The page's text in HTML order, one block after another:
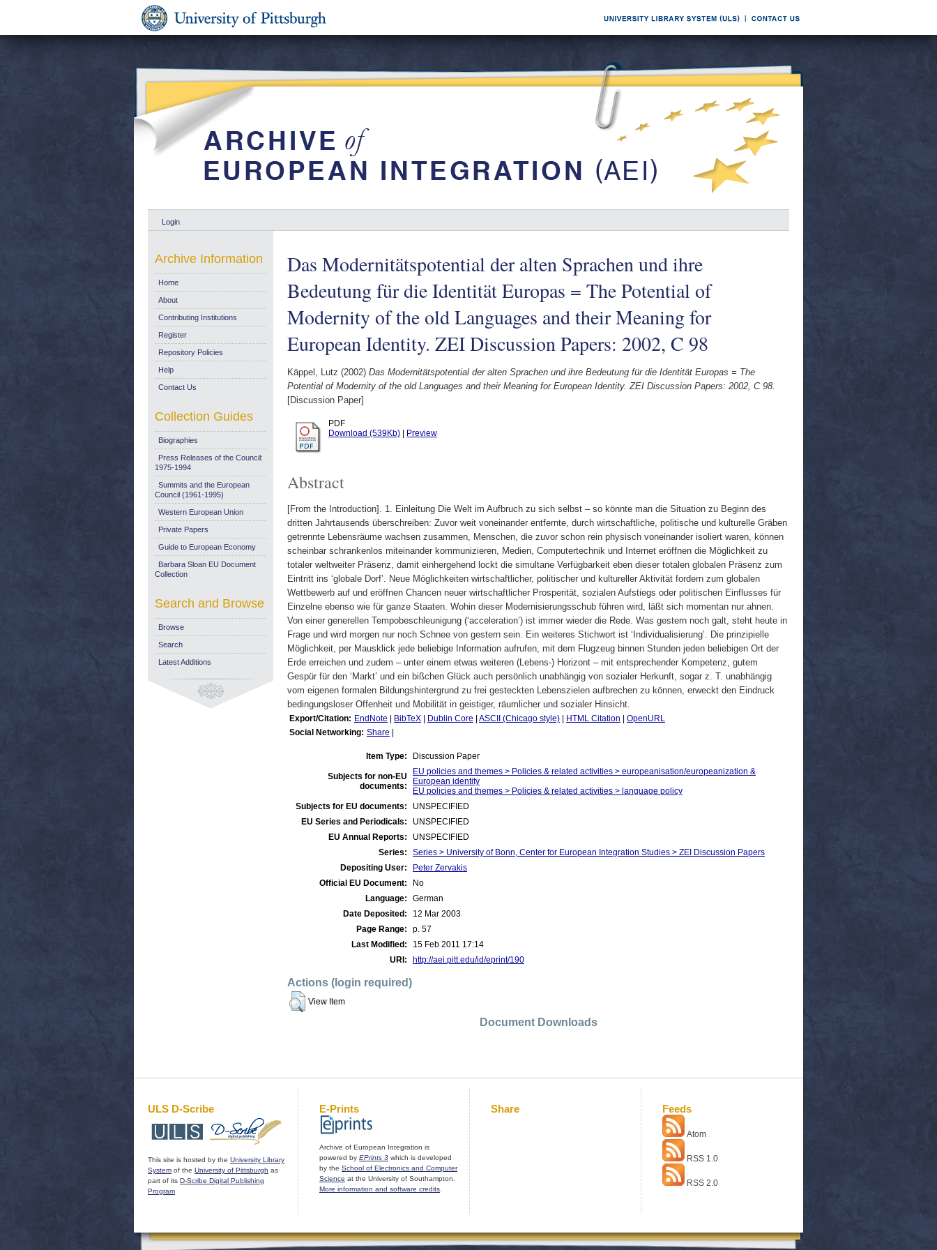
Login
Das Modernitätspotential der alten Sprachen und ihre
Bedeutung für die Identität Europas = The Potential of
Modernity of the old Languages and their Meaning for
European Identity. ZEI Discussion Papers: 2002, C 98
Käppel, Lutz (2002) Das Modernitätspotential der alten Sprachen und ihre Bedeutung für die Identität Europas = The
Potential of Modernity of the old Languages and their Meaning for European Identity. ZEI Discussion Papers: 2002, C 98.
[Discussion Paper]
PDF
Download (539Kb)
Preview
Abstract
[From the Introduction]. 1. Einleitung Die Welt im Aufbruch zu sich selbst – so könnte man die Situation zu Beginn des
dritten Jahrtausends überschreiben: Zuvor weit voneinander entfernte, durch wirtschaftliche, politische und kulturelle Gräben
getrennte Lebensräume wachsen zusammen, Menschen, die zuvor schon rein physisch voneinander isoliert waren, können
scheinbar schrankenlos miteinander kommunizieren, Medien, Computertechnik und Internet eröffnen die Möglichkeit zu
totaler weltweiter Präsenz, damit einhergehend lockt die simultane Verfügbarkeit eben dieser totalen globalen Präsenz zum
Eintritt ins ‘globale Dorf’. Neue Möglichkeiten wirtschaftlicher, politischer und kultureller Aktivität fordern zum globalen
Wettbewerb auf und eröffnen Chancen neuer wirtschaftlicher Prosperität, sozialen Aufstiegs oder politischen Einflusses für
Einzelne ebenso wie für ganze Staaten. Wohin dieser Modernisierungsschub führen wird, läßt sich momentan nur ahnen.
Von einer generellen Tempobeschleunigung (‘acceleration’) ist immer wieder die Rede. Was gestern noch galt, steht heute in
Frage und wird morgen nur noch Schnee von gestern sein. Ein weiteres Stichwort ist ‘Individualisierung’. Die prinzipielle
Möglichkeit, per Mausklick jede beliebige Information aufrufen, mit dem Flugzeug binnen Stunden jeden beliebigen Ort der
Erde erreichen und zudem – unter einem etwas weiteren (Lebens-) Horizont – mit entsprechender Kompetenz, gutem
Gespür für den ‘Markt’ und ein bißchen Glück auch persönlich unabhängig von sozialer Herkunft, sogar z. T. unabhängig
vom eigenen formalen Bildungshintergrund zu frei gesteckten Lebenszielen aufbrechen zu können, erweckt den Eindruck
bedingungsloser Offenheit und Mobilität in geistiger, räumlicher und sozialer Hinsicht.
Export/Citation: EndNote BibTeX Dublin Core ASCII (Chicago style) HTML Citation
OpenURL
Social Networking: Share
Item Type: Discussion Paper
Subjects for non-EU
documents:
EU policies and themes > Policies & related activities > europeanisation/europeanization &
European identity
EU policies and themes > Policies & related activities > language policy
Subjects for EU documents:
UNSPECIFIED
EU Series and Periodicals:
UNSPECIFIED
EU Annual Reports:
UNSPECIFIED
Series:
Series > University of Bonn, Center for European Integration Studies > ZEI Discussion Papers
Depositing User:
Peter Zervakis
Official EU Document:
No
Language:
German
Date Deposited:
12 Mar 2003
Page Range:
p. 57
Last Modified:
15 Feb 2011 17:14
URI:
http://aei.pitt.edu/id/eprint/190
Actions (login required)
View Item
Document Downloads
Archive Information
Home
About
Contributing Institutions
Register
Repository Policies
Help
Contact Us
Collection Guides
Biographies
Press Releases of the Council:
1975-1994
Summits and the European
Council (1961-1995)
Western European Union
Private Papers
Guide to European Economy
Barbara Sloan EU Document
Collection
Search and Browse
Browse
Search
Latest Additions
ULS D-Scribe
This site is hosted by the University Library
System of the University of Pittsburgh as
part of its D-Scribe Digital Publishing
Program
E-Prints
Archive of European Integration is
powered by EPrints 3 which is developed
by the School of Electronics and Computer
Science at the University of Southampton.
More information and software credits
Share Feeds
Atom
RSS 1.0
RSS 2.0